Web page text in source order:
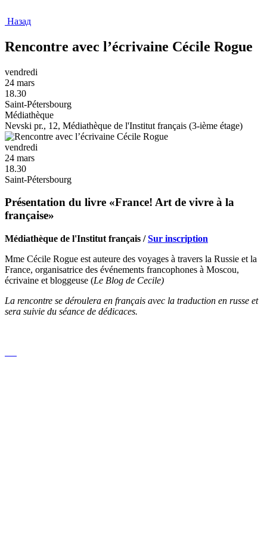
Назад
Rencontre avec l’écrivaine Cécile Rogue
vendredi
24 mars
18.30
Saint-Pétersbourg
Médiathèque
Nevski pr., 12, Médiathèque de l'Institut français (3-ième étage)
vendredi
24 mars
18.30
Saint-Pétersbourg
Présentation du livre «France! Art de vivre à la
française»
Médiathèque de l'Institut français /Sur inscription
Mme Cécile Rogue est auteure des voyages à travers la Russie et la
France, organisatrice des événements francophones à Moscou,
écrivaine et bloggeuse (Le Blog de Cecile)
La rencontre se déroulera en français avec la traduction en russe et
sera suivie du séance de dédicaces.